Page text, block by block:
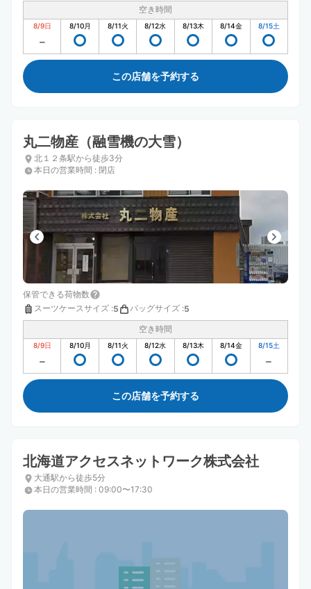
空き時間
8/9日 8/10月 8/11火 8/12水 8/13木 8/14金 8/15土
この店舗を予約する
丸二物産（融雪機の大雪）
北１２条駅から徒歩3分
本日の営業時間 : 閉店
保管できる荷物数
スーツケースサイズ :5 バッグサイズ :5
空き時間
8/9日 8/10月 8/11火 8/12水 8/13木 8/14金 8/15土
この店舗を予約する
北海道アクセスネットワーク株式会社
大通駅から徒歩5分
本日の営業時間 : 09:00〜17:30